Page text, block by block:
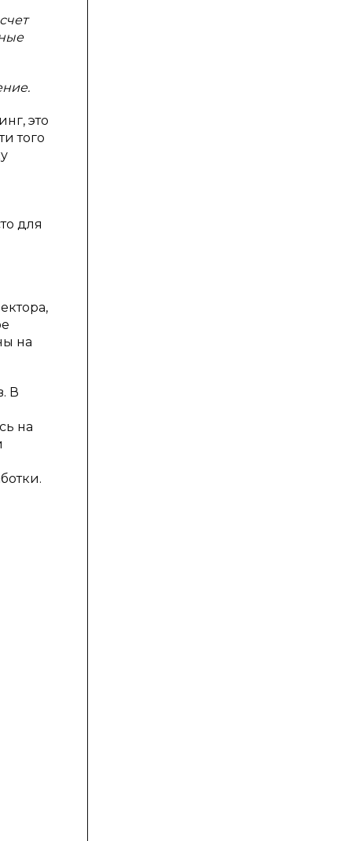
это
того
для
на
В
на